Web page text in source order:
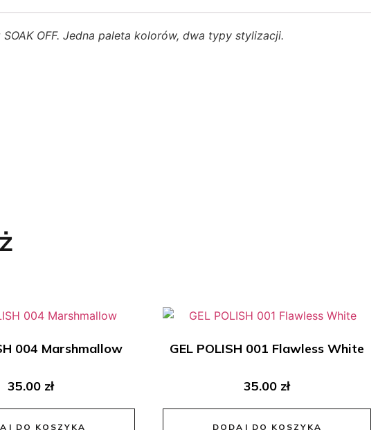
OFF. Jedna paleta kolorów, dwa typy stylizacji.
004 Marshmallow
35.00 zł
DO KOSZYKA
GEL POLISH 001 Flawless White
35.00 zł
DODAJ DO KOSZYKA